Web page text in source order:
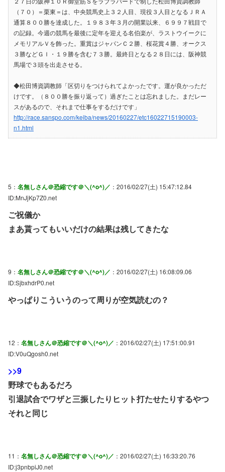
（７０）＝栗東＝は、中央競馬史上３２人目、現役３人目となるＪＲＡ
通算８００勝を達成した。１９８３年３月の開業以来、６９９７戦目で
の記録。今週の競馬を最後に定年を迎える名伯楽が、ラストウイークに
メモリアルＶを飾った。重賞はジャパンＣ２勝、桜花賞４勝、オークス
３勝などＧＩ・１９勝を含む７３勝。最終日となる２８日には、阪神競
馬場で３頭を出走させる。
◆松田博資調教師「区切りをつけられてよかったです。運が良かっただ
けです。（８００勝を振り返って）過ぎたことは忘れました。まだレー
スがあるので、それまで仕事をするだけです」
http://race.sanspo.com/keiba/news/20160227/etc16022715190003-
n1.html
5： 名無しさん＠恐縮です＠＼(^o^)／ ：2016/02/27(土) 15:47:12.84
ID:MnJjKp7Z0.net
ご祝儀か
まあ貰ってもいいだけの結果は残してきたな
9： 名無しさん＠恐縮です＠＼(^o^)／ ：2016/02/27(土) 16:08:09.06
ID:SjbxhdrP0.net
やっぱりこういうのって周りが空気読むの？
12： 名無しさん＠恐縮です＠＼(^o^)／ ：2016/02/27(土) 17:51:00.91
ID:V0uQgosh0.net
>>9
野球でもあるだろ
引退試合でワザと三振したりヒット打たせたりするやつ
それと同じ
11： 名無しさん＠恐縮です＠＼(^o^)／ ：2016/02/27(土) 16:33:20.76
ID:j3pnbpiJ0.net